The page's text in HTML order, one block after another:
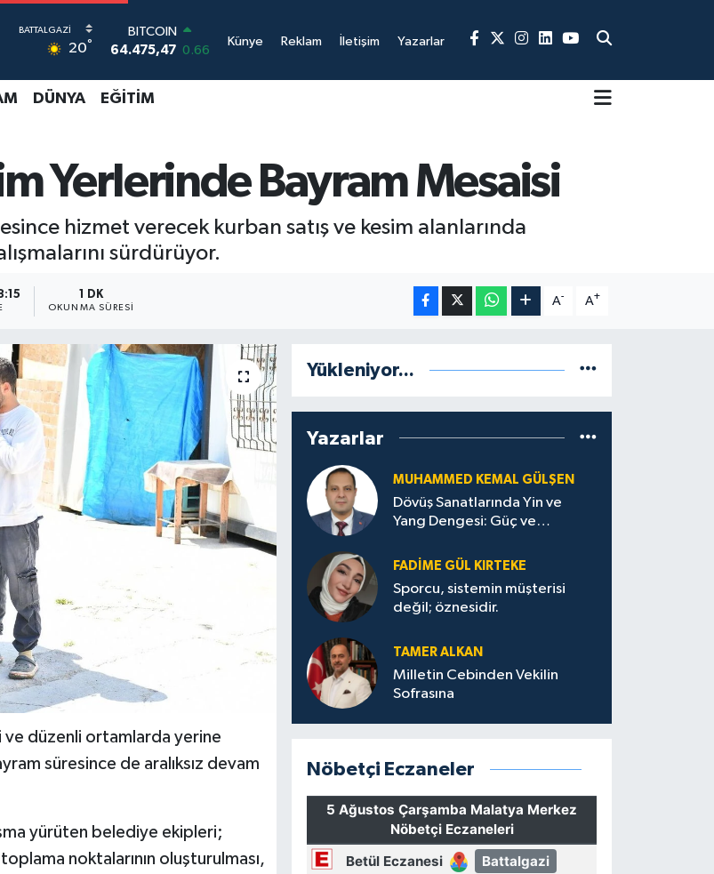
20°
DOLAR
47,5971 0.05
55,1336
STERLİN
6527.85
BİST100
13.703 0
64.475,47 0.66
Künye Reklam İletişim Yazarlar
DÜNYA EĞITIM
Yerlerinde Bayram Mesaisi
hizmet verecek kurban satış ve kesim alanlarında
sürdürüyor.
1 DK
OKUNMA SÜRESI
A- A+
ve düzenli ortamlarda yerine
süresince de aralıksız devam
yürüten belediye ekipleri;
noktalarının oluşturulması,
Yükleniyor...
Yazarlar
MUHAMMED KEMAL GÜLŞEN
Dövüş Sanatlarında Yin ve
Yang Dengesi: Güç ve
FADIME GÜL KIRTEKE
Sporcu, sistemin müşterisi
değil; öznesidir.
TAMER ALKAN
Milletin Cebinden Vekilin
Sofrasına
Nöbetçi Eczaneler